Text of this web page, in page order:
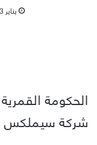
يناير 13, 2026
الحكومة
شركة سيملكس